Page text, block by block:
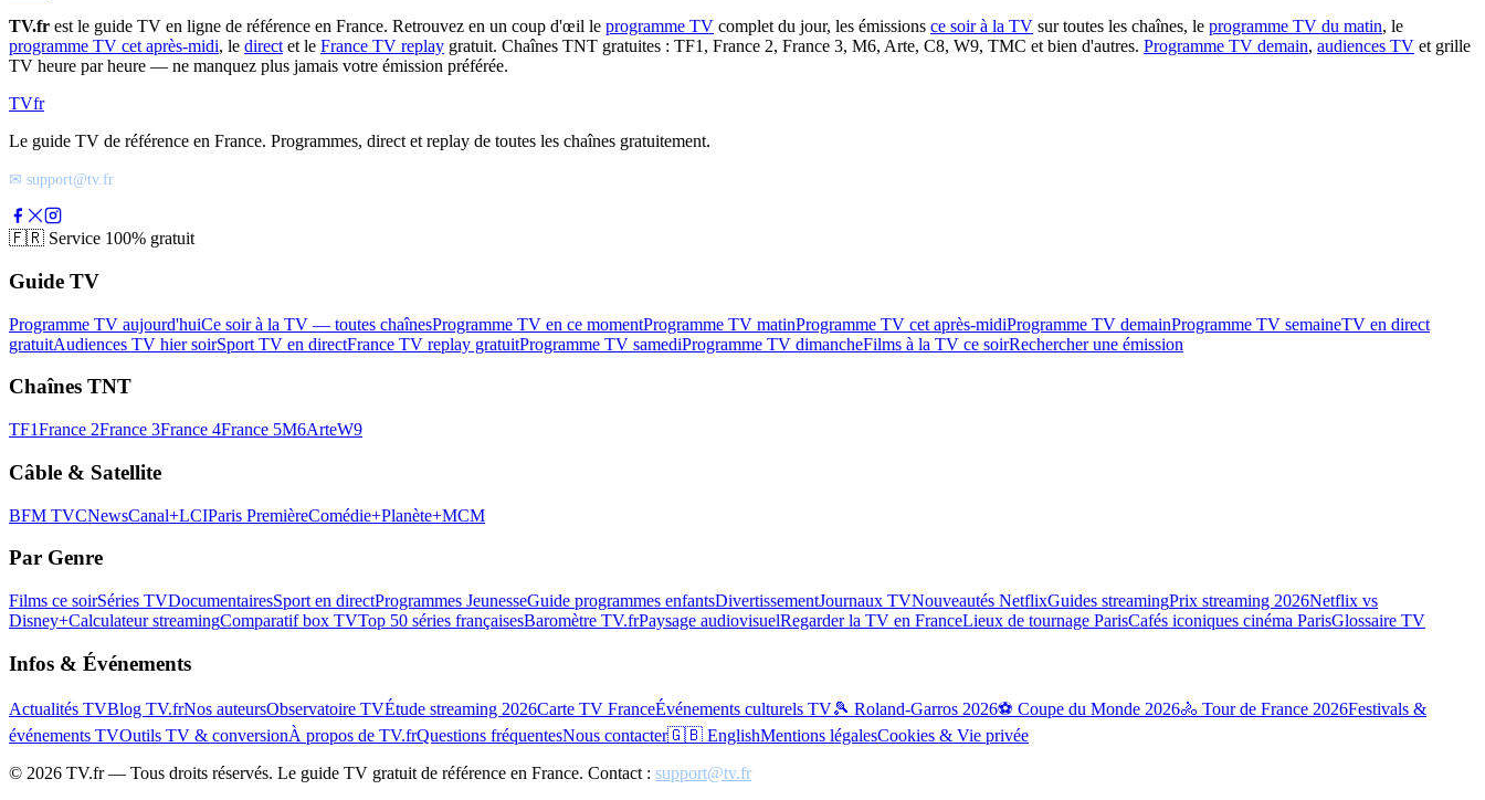
TV.fr est le guide TV en ligne de référence en France. Retrouvez en un coup d'œil le programme TV complet du jour, les émissions ce soir à la TV sur toutes les chaînes, le programme TV du matin, le
programme TV cet après-midi, le direct et le France TV replay gratuit. Chaînes TNT gratuites : TF1, France 2, France 3, M6, Arte, C8, W9, TMC et bien d'autres. Programme TV demain, audiences TV et grille
TV heure par heure — ne manquez plus jamais votre émission préférée.
TVfr
Le guide TV de référence en France. Programmes, direct et replay de toutes les chaînes gratuitement.
✉ support@tv.fr
🇫🇷 Service 100% gratuit
Guide TV
Programme TV aujourd'huiCe soir à la TV — toutes chaînesProgramme TV en ce momentProgramme TV matinProgramme TV cet après-midiProgramme TV demainProgramme TV semaineTV en direct
gratuitAudiences TV hier soirSport TV en directFrance TV replay gratuitProgramme TV samediProgramme TV dimancheFilms à la TV ce soirRechercher une émission
Chaînes TNT
TF1France 2France 3France 4France 5M6ArteW9
Câble & Satellite
BFM TVCNewsCanal+LCIParis PremièreComédie+Planète+MCM
Par Genre
Films ce soirSéries TVDocumentairesSport en directProgrammes JeunesseGuide programmes enfantsDivertissementJournaux TVNouveautés NetflixGuides streamingPrix streaming 2026Netflix vs
Disney+Calculateur streamingComparatif box TVTop 50 séries françaisesBaromètre TV.frPaysage audiovisuelRegarder la TV en FranceLieux de tournage ParisCafés iconiques cinéma ParisGlossaire TV
Infos & Événements
Actualités TVBlog TV.frNos auteursObservatoire TVÉtude streaming 2026Carte TV FranceÉvénements culturels TV🎾 Roland-Garros 2026⚽ Coupe du Monde 2026🚴 Tour de France 2026Festivals &
événements TVOutils TV & conversionÀ propos de TV.frQuestions fréquentesNous contacter🇬🇧 EnglishMentions légalesCookies & Vie privée
© 2026 TV.fr — Tous droits réservés. Le guide TV gratuit de référence en France. Contact : support@tv.fr